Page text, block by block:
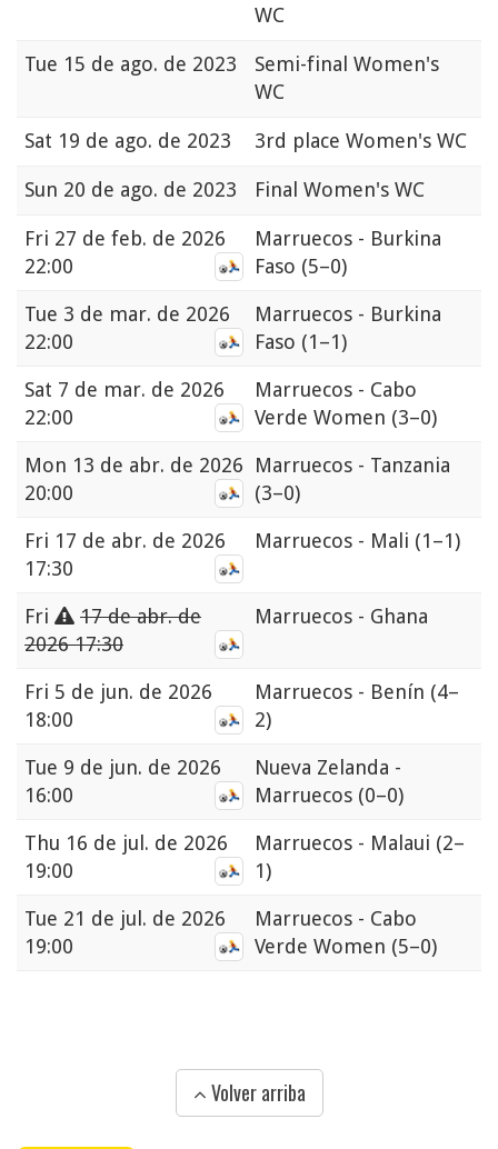
WC
Tue 15 de ago. de 2023
Semi-final Women's
WC
Sat 19 de ago. de 2023 3rd place Women's WC
Sun 20 de ago. de 2023 Final Women's WC
Fri 27 de feb. de 2026
22:00
Marruecos - Burkina
Faso (5–0)
Tue 3 de mar. de 2026
22:00
Marruecos - Burkina
Faso (1–1)
Sat 7 de mar. de 2026
22:00
Marruecos - Cabo
Verde Women (3–0)
Mon 13 de abr. de 2026
20:00
Marruecos - Tanzania
(3–0)
Fri 17 de abr. de 2026
17:30
Marruecos - Mali (1–1)
Fri
17 de abr. de
2026 17:30
Marruecos - Ghana
Fri 5 de jun. de 2026
18:00
Marruecos - Benín (4–
2)
Tue 9 de jun. de 2026
16:00
Nueva Zelanda -
Marruecos (0–0)
Thu 16 de jul. de 2026
19:00
Marruecos - Malaui (2–
1)
Tue 21 de jul. de 2026
19:00
Marruecos - Cabo
Verde Women (5–0)
Volver arriba